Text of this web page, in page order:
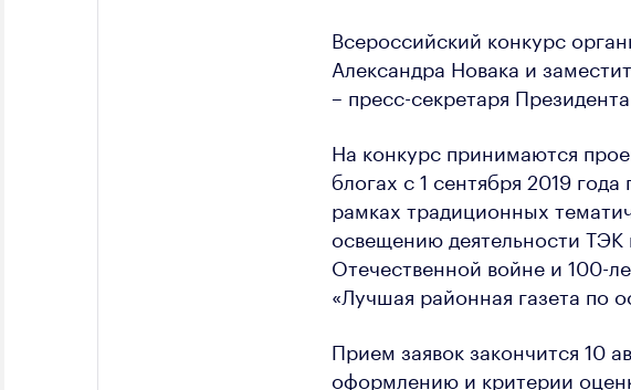
Всероссийский конкурс
Александра Новака и
– пресс-секретаря
На конкурс принимаются
блогах с 1 сентября 2019
рамках традиционных
освещению деятельности ТЭК
Отечественной войне и 100-
«Лучшая районная газета по
Прием заявок закончится 10
оформлению и критерии